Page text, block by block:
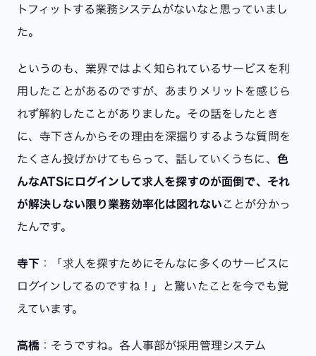
トフィットする業務システムがないなと思っていまし
た。
というのも、業界ではよく知られているサービスを利
用したことがあるのですが、あまりメリットを感じら
れず解約したことがありました。その話をしたとき
に、寺下さんからその理由を深掘りするような質問を
たくさん投げかけてもらって、話していくうちに、 色
んなATSにログインして求人を探すのが面倒で、それ
が解決しない限り業務効率化は図れないことが分かっ
たんです。
寺下 ：「求人を探すためにそんなに多くのサービスに
ログインしてるのですね！」と驚いたことを今でも覚
えています。
高橋 ：そうですね。各人事部が採用管理システム